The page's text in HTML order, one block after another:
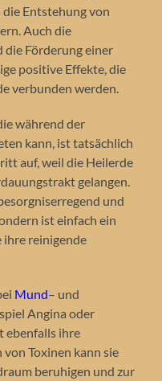
Entstehung von
Auch die
die Förderung einer
positive Effekte, die
verbunden werden.
während der
kann, ist tatsächlich
auf, weil die Heilerde
gelangen.
und
ist einfach ein
ihre reinigende
Mund– und
Angina oder
ebenfalls ihre
Toxinen kann sie
beruhigen und zur